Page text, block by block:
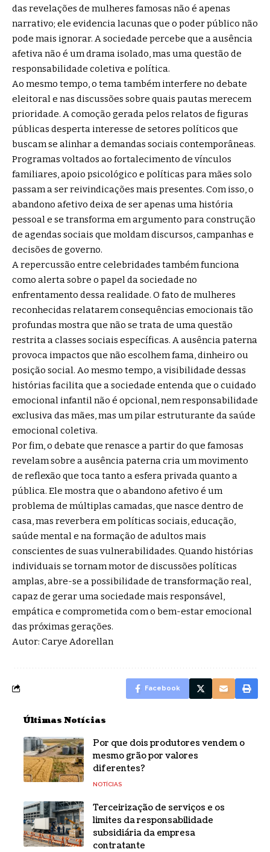
das revelações de mulheres famosas não é apenas
narrativo; ele evidencia lacunas que o poder público não
pode mais ignorar. A sociedade percebe que a ausência
afetiva não é um drama isolado, mas uma questão de
responsabilidade coletiva e política.
Ao mesmo tempo, o tema também interfere no debate
eleitoral e nas discussões sobre quais pautas merecem
prioridade. A comoção gerada pelos relatos de figuras
públicas desperta interesse de setores políticos que
buscam se alinhar a demandas sociais contemporâneas.
Programas voltados ao fortalecimento de vínculos
familiares, apoio psicológico e políticas para mães solo
passam a ser reivindicações mais presentes. Com isso, o
abandono afetivo deixa de ser apenas uma história
pessoal e se transforma em argumento para construção
de agendas sociais que moldam discursos, campanhas e
decisões de governo.
A repercussão entre celebridades também funciona
como alerta sobre o papel da sociedade no
enfrentamento dessa realidade. O fato de mulheres
reconhecidas relatarem consequências emocionais tão
profundas mostra que não se trata de uma questão
restrita a classes sociais específicas. A ausência paterna
provoca impactos que não escolhem fama, dinheiro ou
posição social. Ao mesmo tempo, a visibilidade dessas
histórias facilita que a sociedade entenda que o cuidado
emocional infantil não é opcional, nem responsabilidade
exclusiva das mães, mas um pilar estruturante da saúde
emocional coletiva.
Por fim, o debate que renasce a partir do que famosas
revelam sobre a ausência paterna cria um movimento
de reflexão que toca tanto a esfera privada quanto a
pública. Ele mostra que o abandono afetivo é um
problema de múltiplas camadas, que nasce dentro de
casa, mas reverbera em políticas sociais, educação,
saúde mental e na formação de adultos mais
conscientes de suas vulnerabilidades. Quando histórias
individuais se tornam motor de discussões políticas
amplas, abre-se a possibilidade de transformação real,
capaz de gerar uma sociedade mais responsável,
empática e comprometida com o bem-estar emocional
das próximas gerações.
Autor: Carye Adorellan
Facebook
Últimas Notícias
Por que dois produtores vendem o
mesmo grão por valores
diferentes?
NOTÍCIAS
Terceirização de serviços e os
limites da responsabilidade
subsidiária da empresa
contratante